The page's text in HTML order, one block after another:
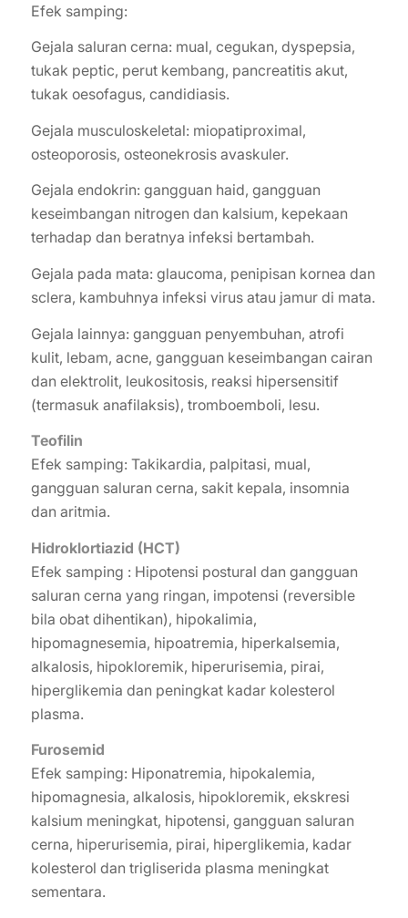
Efek samping:
Gejala saluran cerna: mual, cegukan, dyspepsia,
tukak peptic, perut kembang, pancreatitis akut,
tukak oesofagus, candidiasis.
Gejala musculoskeletal: miopatiproximal,
osteoporosis, osteonekrosis avaskuler.
Gejala endokrin: gangguan haid, gangguan
keseimbangan nitrogen dan kalsium, kepekaan
terhadap dan beratnya infeksi bertambah.
Gejala pada mata: glaucoma, penipisan kornea dan
sclera, kambuhnya infeksi virus atau jamur di mata.
Gejala lainnya: gangguan penyembuhan, atrofi
kulit, lebam, acne, gangguan keseimbangan cairan
dan elektrolit, leukositosis, reaksi hipersensitif
(termasuk anafilaksis), tromboemboli, lesu.
Teofilin
Efek samping: Takikardia, palpitasi, mual,
gangguan saluran cerna, sakit kepala, insomnia
dan aritmia.
Hidroklortiazid (HCT)
Efek samping : Hipotensi postural dan gangguan
saluran cerna yang ringan, impotensi (reversible
bila obat dihentikan), hipokalimia,
hipomagnesemia, hipoatremia, hiperkalsemia,
alkalosis, hipokloremik, hiperurisemia, pirai,
hiperglikemia dan peningkat kadar kolesterol
plasma.
Furosemid
Efek samping: Hiponatremia, hipokalemia,
hipomagnesia, alkalosis, hipokloremik, ekskresi
kalsium meningkat, hipotensi, gangguan saluran
cerna, hiperurisemia, pirai, hiperglikemia, kadar
kolesterol dan trigliserida plasma meningkat
sementara.